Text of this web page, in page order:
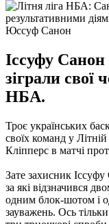
Юссуф Санон
Іссуфу
зіграли свої
НБА.
Троє українських
своїх команд у
Кліпперс в матчі
Зате захисник
за які відзначився
одним блок-шотом і
зауважень. Ось